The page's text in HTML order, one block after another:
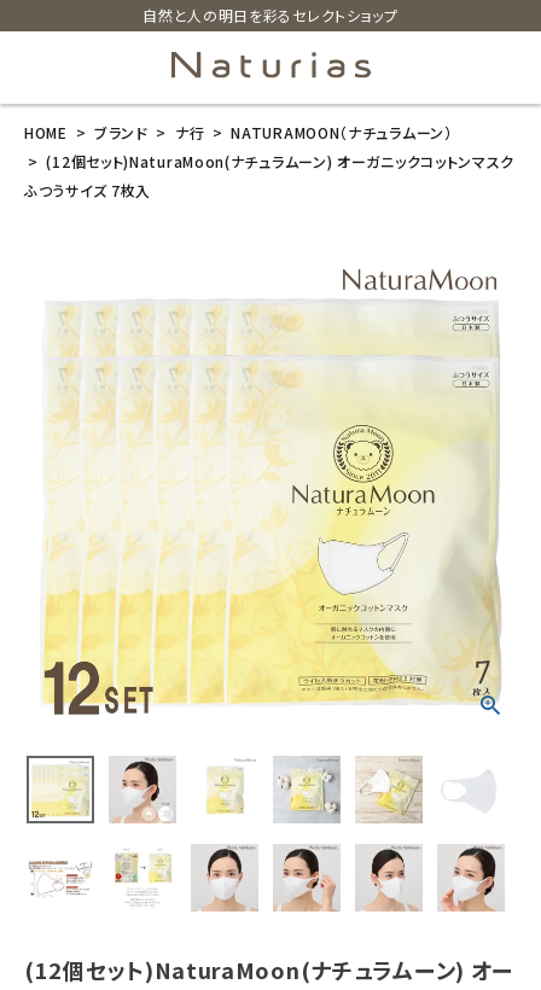
自然と人の明日を彩るセレクトショップ
search
(12個セット)N
aturaMoon
(ナチュラムー
ン) オーガニッ
クコットンマス
ク ふつうサイ
ズ 7枚入
11,550
ホーム
新商品
カテゴリーから探す
美容・コスメ・香水
HOME ブランド ナ行
NATURAMOON（ナチュラムーン）
(12個セット)NaturaMoon(ナチュラムーン) オーガニックコットンマスク
ふつうサイズ 7枚入
(12個セット)NaturaMoon(ナチュラムーン) オー